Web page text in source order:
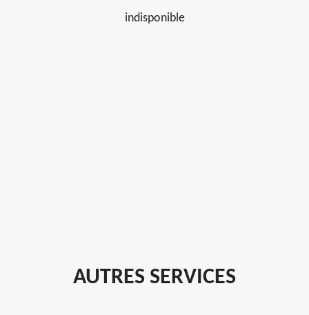
indisponible
AUTRES SERVICES